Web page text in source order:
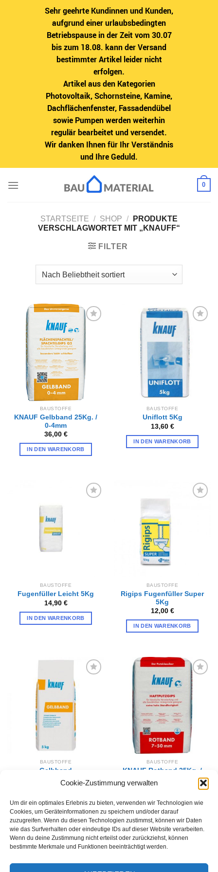
Sehr geehrte Kundinnen und Kunden,
aufgrund einer urlaubsbedingten
Betriebspause in der Zeit vom 30.07
bis zum 18.08. kann der Versand
bestimmter Artikel leider nicht
erfolgen.
Artikel aus den Kategorien
Photovoltaik, Schornsteine, Kamine,
Dachflächenfenster, Fassadendübel
sowie Pumpen werden weiterhin
regulär bearbeitet und versendet.
Wir danken Ihnen für Ihr Verständnis
und Ihre Geduld.
Cookie-Zustimmung verwalten
Um dir ein optimales Erlebnis zu bieten, verwenden wir Technologien wie
Cookies, um Geräteinformationen zu speichern und/oder darauf
zuzugreifen. Wenn du diesen Technologien zustimmst, können wir Daten
wie das Surfverhalten oder eindeutige IDs auf dieser Website verarbeiten.
Wenn du deine Zustimmung nicht erteilst oder zurückziehst, können
bestimmte Merkmale und Funktionen beeinträchtigt werden.
Inhalt
0
STARTSEITE / SHOP /
PRODUKTE
VERSCHLAGWORTET MIT „KNAUFF“
FILTER
Zur
Wunschliste
hinzufügen
BAUSTOFFE
KNAUF Gelbband 25Kg. /
0-4mm
36,00 €
IN DEN WARENKORB
Zur
Wunschliste
hinzufügen
BAUSTOFFE
Uniflott 5Kg
13,60 €
IN DEN WARENKORB
BAUSTOFFE
Fugenfüller Leicht 5Kg
14,90 €
IN DEN WARENKORB
BAUSTOFFE
Rigips Fugenfüller Super
5Kg
12,00 €
IN DEN WARENKORB
Wunschliste
hinzufügen
BAUSTOFFE
Gelbband
Flächenspachtelmasse 0-
4 mm 5Kg
IN DEN WARENKORB
Zur
Wunschliste
hinzufügen
BAUSTOFFE
KNAUF Rotband 25Kg. /
27,90
IN DEN WARENKORB